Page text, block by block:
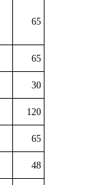
65
65
30
120
65
48